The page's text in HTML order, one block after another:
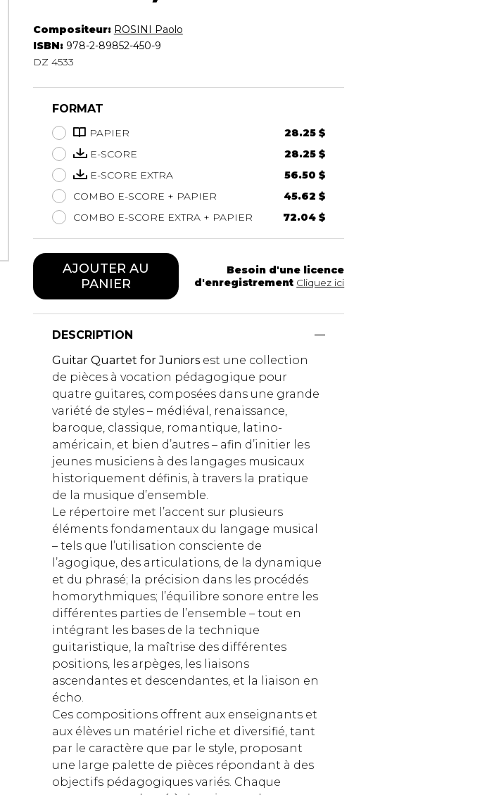
Luth
Mandoline
Orgue
Saxophone
Trombone
Trompette
Tuba
Ukulélé
Violon
Violoncelle
Compositeur: ROSINI Paolo
ISBN: 978-2-89852-450-9
DZ 4533
FORMAT
PAPIER
28.25 $
E-SCORE
28.25 $
E-SCORE EXTRA
56.50 $
COMBO E-SCORE + PAPIER
45.62 $
COMBO E-SCORE EXTRA + PAPIER
72.04 $
AJOUTER AU
PANIER
Besoin d'une licence
d'enregistrement Cliquez ici
DESCRIPTION
Guitar Quartet for Juniorsest une collection
de pièces à vocation pédagogique pour
quatre guitares, composées dans une grande
variété de styles – médiéval, renaissance,
baroque, classique, romantique, latino-
américain, et bien d’autres – afin d’initier les
jeunes musiciens à des langages musicaux
historiquement définis, à travers la pratique
de la musique d’ensemble.
Le répertoire met l’accent sur plusieurs
éléments fondamentaux du langage musical
– tels que l’utilisation consciente de
l’agogique, des articulations, de la dynamique
et du phrasé; la précision dans les procédés
homorythmiques; l’équilibre sonore entre les
différentes parties de l’ensemble – tout en
intégrant les bases de la technique
guitaristique, la maîtrise des différentes
positions, les arpèges, les liaisons
ascendantes et descendantes, et la liaison en
écho.
Ces compositions offrent aux enseignants et
aux élèves un matériel riche et diversifié, tant
par le caractère que par le style, proposant
une large palette de pièces répondant à des
objectifs pédagogiques variés. Chaque